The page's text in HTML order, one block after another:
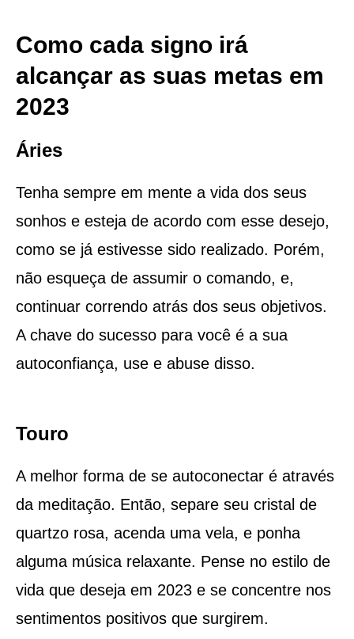
Como cada signo irá
alcançar as suas metas em
2023
Áries
Tenha sempre em mente a vida dos seus
sonhos e esteja de acordo com esse desejo,
como se já estivesse sido realizado. Porém,
não esqueça de assumir o comando, e,
continuar correndo atrás dos seus objetivos.
A chave do sucesso para você é a sua
autoconfiança, use e abuse disso.
Touro
A melhor forma de se autoconectar é através
da meditação. Então, separe seu cristal de
quartzo rosa, acenda uma vela, e ponha
alguma música relaxante. Pense no estilo de
vida que deseja em 2023 e se concentre nos
sentimentos positivos que surgirem.